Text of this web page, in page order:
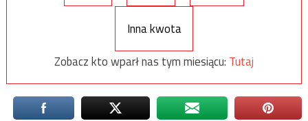
Inna kwota
Zobacz kto wparł nas tym miesiącu: Tutaj